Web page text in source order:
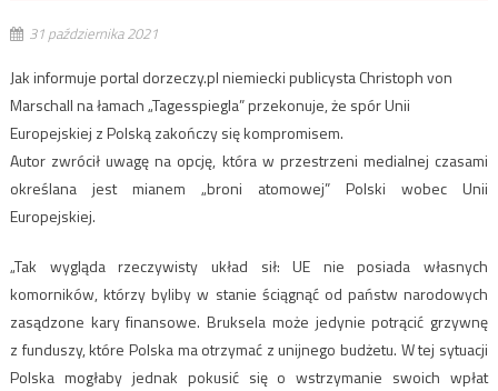
31 października 2021
Jak informuje portal dorzeczy.pl niemiecki publicysta Christoph von
Marschall na łamach „Tagesspiegla” przekonuje, że spór Unii
Europejskiej z Polską zakończy się kompromisem.
Autor zwrócił uwagę na opcję, która w przestrzeni medialnej czasami
określana jest mianem „broni atomowej” Polski wobec Unii
Europejskiej.
„Tak wygląda rzeczywisty układ sił: UE nie posiada własnych
komorników, którzy byliby w stanie ściągnąć od państw narodowych
zasądzone kary finansowe. Bruksela może jedynie potrącić grzywnę
z funduszy, które Polska ma otrzymać z unijnego budżetu. W tej sytuacji
Polska mogłaby jednak pokusić się o wstrzymanie swoich wpłat